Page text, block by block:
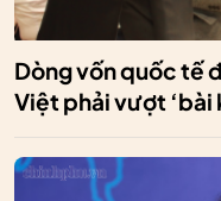
Dòng vốn quốc tế
Việt phải vượt ‘bài